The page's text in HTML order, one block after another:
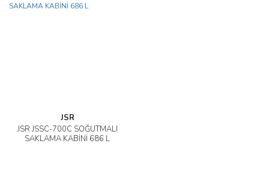
JSR
JSR JSSC-700C SOĞUTMALI
SAKLAMA KABİNİ 686 L